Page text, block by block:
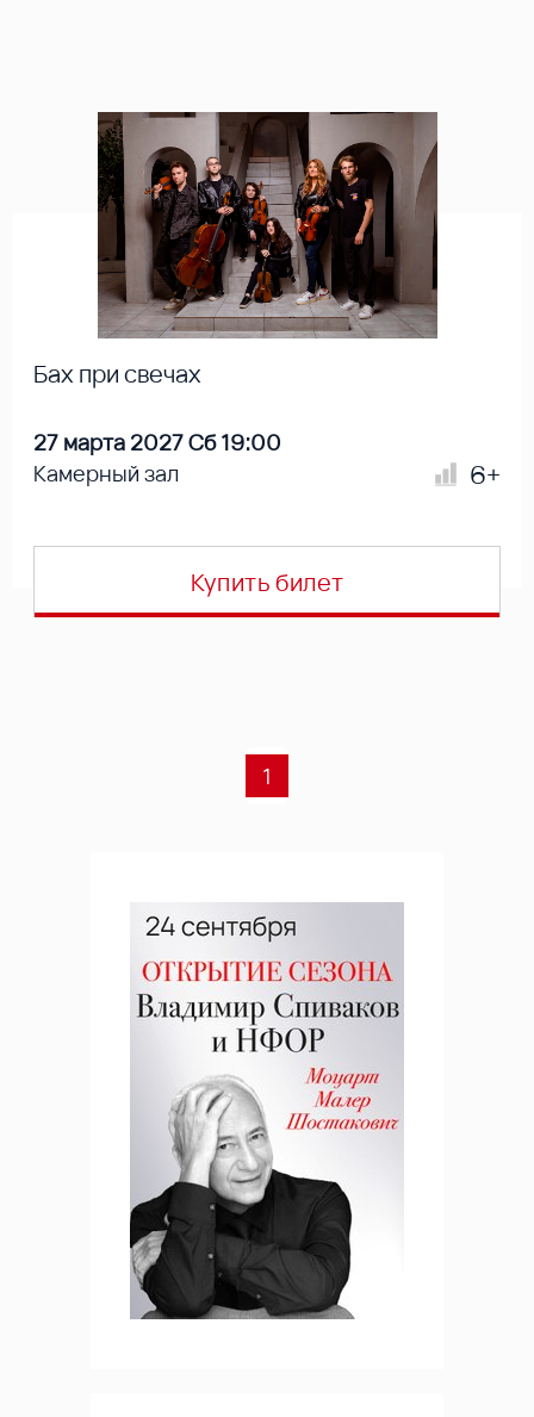
Бах при свечах
27 марта 2027 Сб 19:00
Камерный зал
6+
Купить билет
1